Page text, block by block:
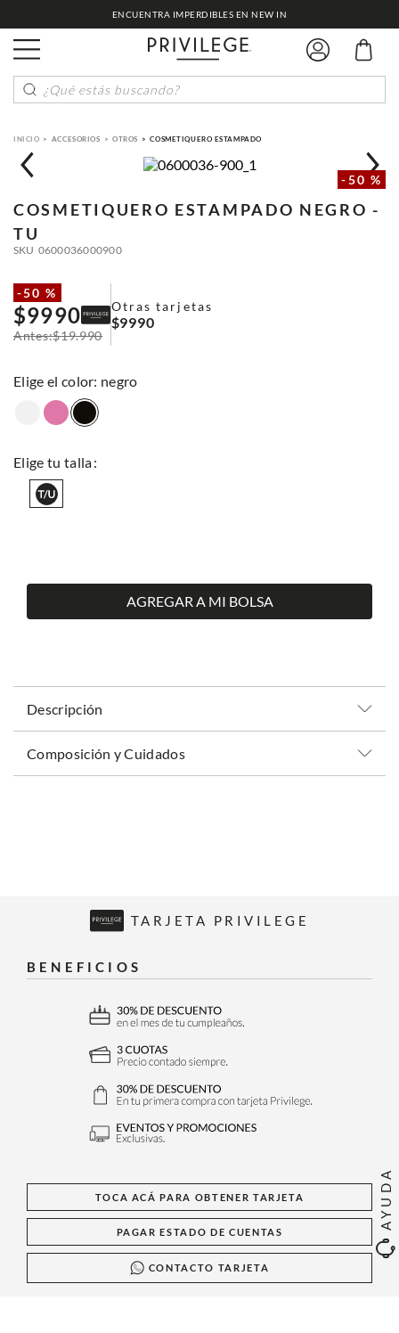
AYUDA
ENCUENTRA IMPERDIBLES EN NEW IN
¿Qué estás buscando?
ACCESORIOS OTROS COSMETIQUERO ESTAMPADO
-50 %
COSMETIQUERO ESTAMPADO NEGRO -
TU
SKU 0600036000900
-50 %
$9990
$19.990
Otras tarjetas
$9990
: negro
AGREGAR A MI BOLSA
Descripción
Composición y Cuidados
TARJETA PRIVILEGE
BENEFICIOS
TOCA ACÁ PARA OBTENER TARJETA
PAGAR ESTADO DE CUENTAS
CONTACTO TARJETA